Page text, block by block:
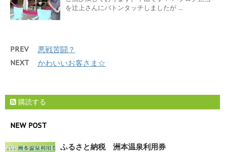
を辻上さんにバトンタッチしましたが ...
PREV 悪戦苦闘？
NEXT かわいいお客さま☆
購読する
NEW POST
ふるさと納税 洲本温泉利用券